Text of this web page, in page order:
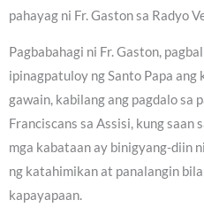
pahayag ni Fr. Gaston sa Radyo
Pagbabahagi ni Fr. Gaston,
ipinagpatuloy ng Santo Papa ang
gawain, kabilang ang pagdalo sa
Franciscans sa Assisi, kung saan
mga kabataan ay binigyang-diin
ng katahimikan at panalangin
kapayapaan.